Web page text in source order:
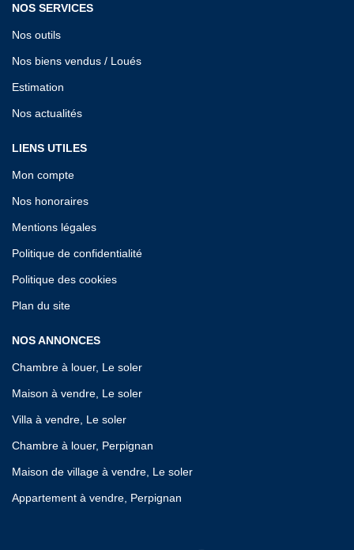
NOS SERVICES
Nos outils
Nos biens vendus / Loués
Estimation
Nos actualités
LIENS UTILES
Mon compte
Nos honoraires
Mentions légales
Politique de confidentialité
Politique des cookies
Plan du site
NOS ANNONCES
Chambre à louer, Le soler
Maison à vendre, Le soler
Villa à vendre, Le soler
Chambre à louer, Perpignan
Maison de village à vendre, Le soler
Appartement à vendre, Perpignan